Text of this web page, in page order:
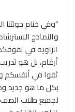
“وفي ختام جولتنا
والنماذج
الزاوية في
أرقام، بل هو
ثقوا في أنفسكم
بكل ما هو جديد
لجميع طلاب الصف